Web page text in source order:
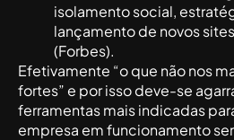
isolamento social,
lançamento de novos
(Forbes).
Efetivamente “o que não nos
fortes” e por isso deve-se
ferramentas mais indicadas
empresa em funcionamento